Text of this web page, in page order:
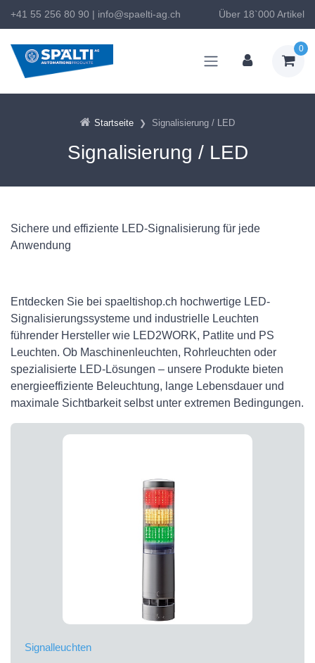
+41 55 256 80 90 | info@spaelti-ag.ch Über 18`000 Artikel
0
Startseite Signalisierung / LED
Signalisierung / LED
Sichere und effiziente LED-Signalisierung für jede
Anwendung
Entdecken Sie bei spaeltishop.ch hochwertige LED-
Signalisierungssysteme und industrielle Leuchten
führender Hersteller wie LED2WORK, Patlite und PS
Leuchten. Ob Maschinenleuchten, Rohrleuchten oder
spezialisierte LED-Lösungen – unsere Produkte bieten
energieeffiziente Beleuchtung, lange Lebensdauer und
maximale Sichtbarkeit selbst unter extremen Bedingungen.
Signalleuchten